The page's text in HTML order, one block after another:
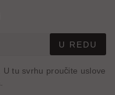
U REDU
tu svrhu proučite uslove